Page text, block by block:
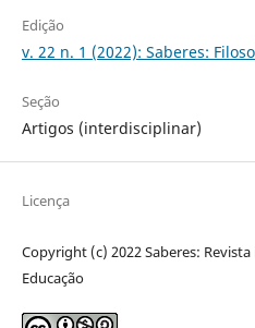
Edição
v. 22 n. 1 (2022): Saberes:
Seção
Artigos (interdisciplinar)
Licença
Copyright (c) 2022 Saberes:
Educação